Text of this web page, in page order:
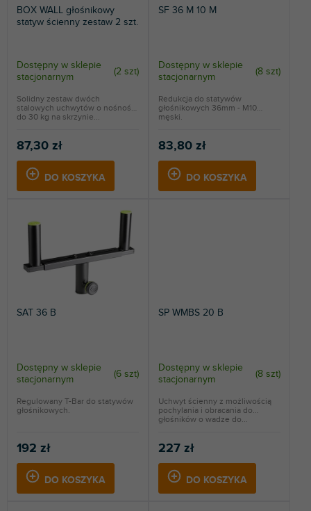
BOX WALL głośnikowy
statyw ścienny zestaw 2 szt.
Dostępny w sklepie
stacjonarnym
(2 szt)
87,30 zł
DO KOSZYKA
Solidny zestaw dwóch
stalowych uchwytów o nośności
do 30 kg na skrzynie...
SF 36 M 10 M
Dostępny w sklepie
stacjonarnym
(8 szt)
83,80 zł
DO KOSZYKA
Redukcja do statywów
głośnikowych 36mm - M10
męski.
SAT 36 B
Dostępny w sklepie
stacjonarnym
(6 szt)
192 zł
DO KOSZYKA
Regulowany T-Bar do statywów
głośnikowych.
SP WMBS 20 B
Dostępny w sklepie
stacjonarnym
(8 szt)
227 zł
DO KOSZYKA
Uchwyt ścienny z możliwością
pochylania i obracania do
głośników o wadze do...